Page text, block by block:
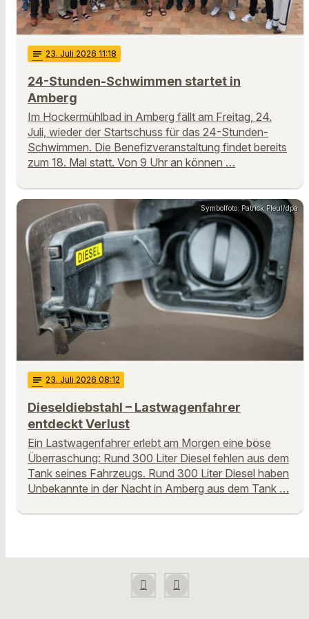
notes 23. Juli 2026 11:18
24-Stunden-Schwimmen startet in
Amberg
Im Hockermühlbad in Amberg fällt am Freitag, 24.
Juli, wieder der Startschuss für das 24-Stunden-
Schwimmen. Die Benefizveranstaltung findet bereits
zum 18. Mal statt. Von 9 Uhr an können …
Symbolfoto: Patrick Pleul/dpa
notes 23. Juli 2026 08:12
Dieseldiebstahl – Lastwagenfahrer
entdeckt Verlust
Ein Lastwagenfahrer erlebt am Morgen eine böse
Überraschung: Rund 300 Liter Diesel fehlen aus dem
Tank seines Fahrzeugs. Rund 300 Liter Diesel haben
Unbekannte in der Nacht in Amberg aus dem Tank …